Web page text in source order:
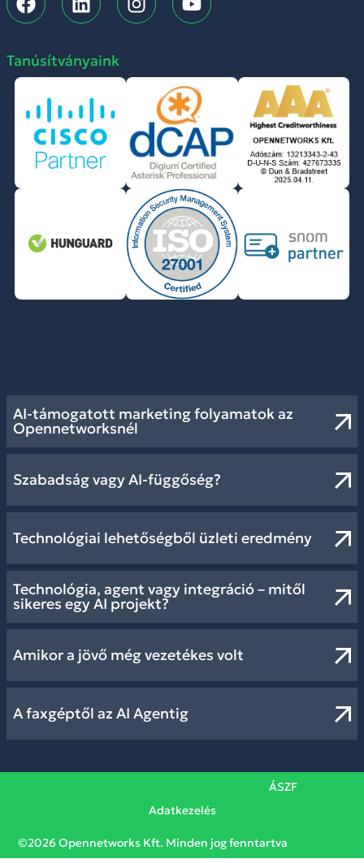
AI-támogatott marketing folyamatok az
Opennetworksnél
Szabadság vagy AI-függőség?
Technológiai lehetőségből üzleti eredmény
Technológia, agent vagy integráció – mitől
sikeres egy AI projekt?
Amikor a jövő még vezetékes volt
A faxgéptől az AI Agentig
Tanúsítványaink
©2026 Opennetworks Kft. Minden jog fenntartva
ÁSZF
Adatkezelés